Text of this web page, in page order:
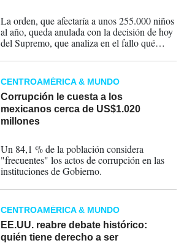
La orden, que afectaría a unos 255.000 niños
al año, queda anulada con la decisión de hoy
del Supremo, que analiza en el fallo qué
concluye "que alguien nacido en Estados
Unidos y sometido a sus leyes entra en el
ámbito de la ciudadanía por nacimiento".
CENTROAMÉRICA & MUNDO
Corrupción le cuesta a los
mexicanos cerca de US$1.020
millones
Un 84,1 % de la población considera
"frecuentes" los actos de corrupción en las
instituciones de Gobierno.
CENTROAMÉRICA & MUNDO
EE.UU. reabre debate histórico:
quién tiene derecho a ser